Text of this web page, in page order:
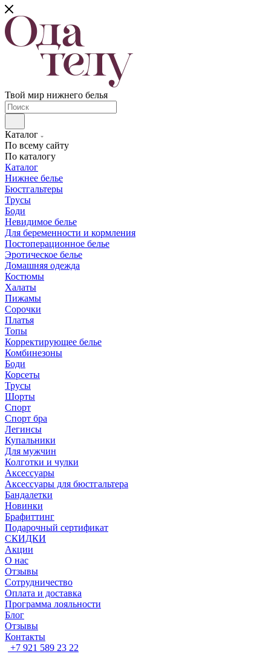
Твой мир нижнего белья
Каталог
По всему сайту
По каталогу
Каталог
Нижнее белье
Бюстгальтеры
Трусы
Боди
Невидимое белье
Для беременности и кормления
Постоперационное белье
Эротическое белье
Домашняя одежда
Костюмы
Халаты
Пижамы
Сорочки
Платья
Топы
Корректирующее белье
Комбинезоны
Боди
Корсеты
Трусы
Шорты
Спорт
Спорт бра
Легинсы
Купальники
Для мужчин
Колготки и чулки
Аксессуары
Аксессуары для бюстгальтера
Бандалетки
Новинки
Брафиттинг
Подарочный сертификат
СКИДКИ
Акции
О нас
Отзывы
Сотрудничество
Оплата и доставка
Программа лояльности
Блог
Отзывы
Контакты
+7 921 589 23 22